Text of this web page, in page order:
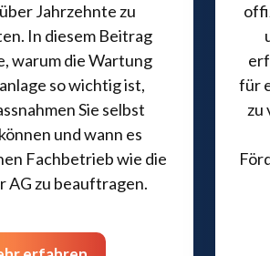
Jahrzehnte zu
In diesem Beitrag
warum die Wartung
so wichtig ist,
Sie selbst
und wann es
Fachbetrieb wie die
AG zu beauftragen.
für
zu